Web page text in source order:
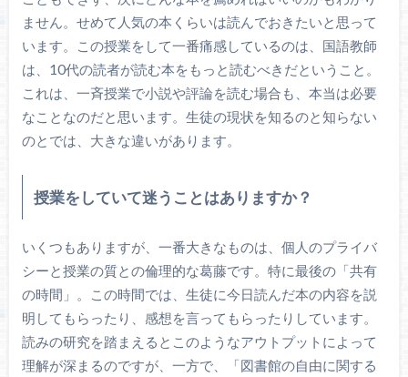
ません。せめて人気の本くらいは読んでおきたいと思って
います。この授業をして一番痛感しているのは、国語教師
は、10代の読者が読む本をもっと読むべきだということ。
これは、一斉授業で小説や評論を読む場合も、本当は必要
なことなのだと思います。生徒の現状を知るのと知らない
のとでは、大きな違いがあります。
授業をしていて迷うことはありますか？
いくつもありますが、一番大きなものは、個人のプライバ
シーと授業の質との倫理的な葛藤です。特に最後の「共有
の時間」。この時間では、生徒に今日読んだ本の内容を説
明してもらったり、感想を言ってもらったりしています。
読みの研究を踏まえるとこのようなアウトプットによって
理解が深まるのですが、一方で、「図書館の自由に関する